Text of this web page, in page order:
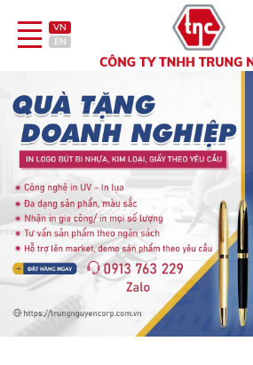
VN
EN
Danh sách sản phẩm
Bút
Bật lửa
Đồ sứ quà tặng
Bình/ca giữ nhiệt
Dây đeo & Phụ kiện
Hiển thị?: 20